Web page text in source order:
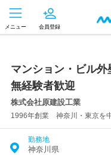
メニュー 会員登録
マンション・ビル
無経験者歓迎
株式会社原建設工業
1996年創業 神奈川・東京を
勤務地
神奈川県